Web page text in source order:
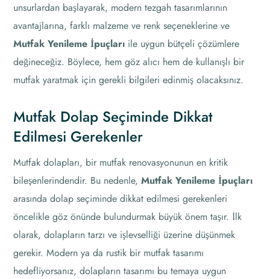
unsurlardan başlayarak, modern tezgah tasarımlarının
avantajlarına, farklı malzeme ve renk seçeneklerine ve
Mutfak Yenileme İpuçları ile uygun bütçeli çözümlere
değineceğiz. Böylece, hem göz alıcı hem de kullanışlı bir
mutfak yaratmak için gerekli bilgileri edinmiş olacaksınız.
Mutfak Dolap Seçiminde Dikkat
Edilmesi Gerekenler
Mutfak dolapları, bir mutfak renovasyonunun en kritik
bileşenlerindendir. Bu nedenle,Mutfak Yenileme İpuçları
arasında dolap seçiminde dikkat edilmesi gerekenleri
öncelikle göz önünde bulundurmak büyük önem taşır. İlk
olarak, dolapların tarzı ve işlevselliği üzerine düşünmek
gerekir. Modern ya da rustik bir mutfak tasarımı
hedefliyorsanız, dolapların tasarımı bu temaya uygun